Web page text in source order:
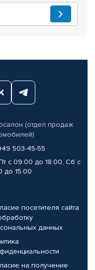
(отдел продаж
503-45-55
с 09.00 до 18.00, Сб с
до 15.00
посетителя сайта
данных
на получение